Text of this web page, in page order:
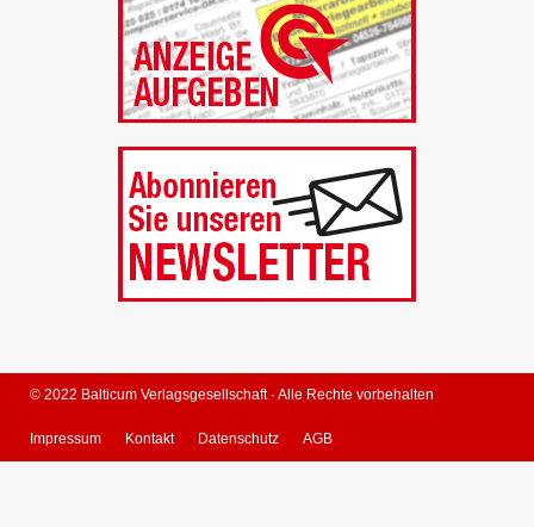
© 2022 Balticum Verlagsgesellschaft · Alle Rechte vorbehalten
Impressum Kontakt Datenschutz AGB